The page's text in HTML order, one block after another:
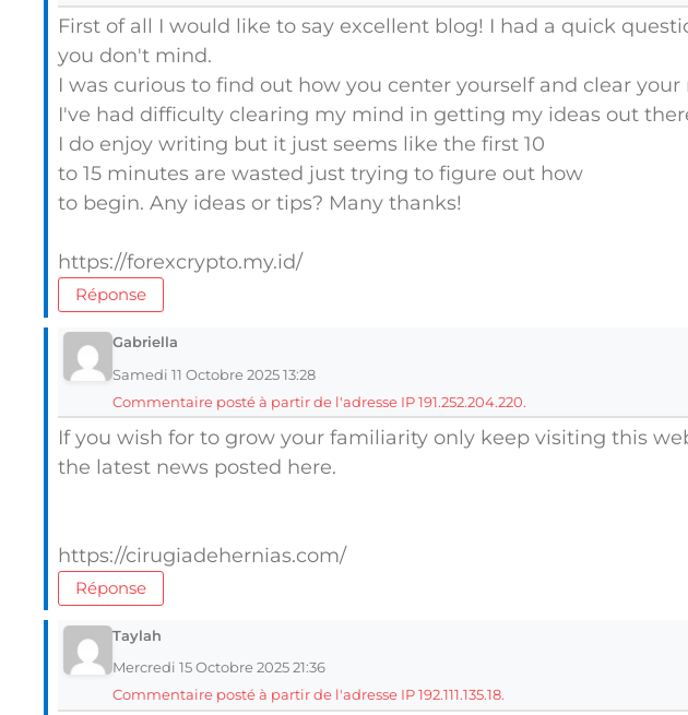
First of all I would like to say excellent blog! I had a quick
you don't mind.
I was curious to find out how you center yourself and clear
I've had difficulty clearing my mind in getting my ideas out
I do enjoy writing but it just seems like the first 10
to 15 minutes are wasted just trying to figure out how
to begin. Any ideas or tips? Many thanks!
https://forexcrypto.my.id/
Réponse
Gabriella
Samedi 11 Octobre 2025 13:28
Commentaire posté à partir de l'adresse IP 191.252.204.220.
If you wish for to grow your familiarity only keep visiting this
the latest news posted here.
https://cirugiadehernias.com/
Réponse
Taylah
Mercredi 15 Octobre 2025 21:36
Commentaire posté à partir de l'adresse IP 192.111.135.18.